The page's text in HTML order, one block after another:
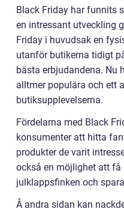
Black Friday har funnits
en intressant utveckling
Friday i huvudsak en
utanför butikerna tidigt
bästa erbjudandena.
alltmer populära och ett
butiksupplevelserna.
Fördelarna med Black
konsumenter att hitta
produkter de varit
också en möjlighet att få
julklappsfinken och
Å andra sidan kan